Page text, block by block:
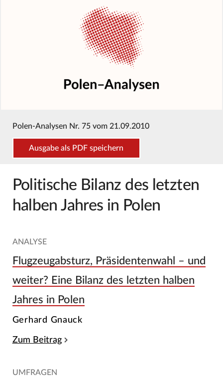
Polen-Analysen Nr. 75 vom 21.09.2010
Ausgabe als PDF speichern
Politische Bilanz des letzten
halben Jahres in Polen
ANALYSE
Flugzeugabsturz, Präsidentenwahl – und
weiter? Eine Bilanz des letzten halben
Jahres in Polen
Gerhard Gnauck
Zum Beitrag
UMFRAGEN